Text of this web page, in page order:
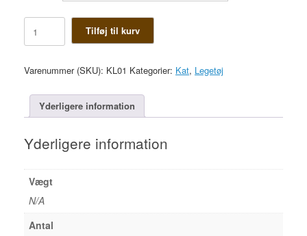
Skumbold
antal
Tilføj til kurv
Varenummer (SKU): KL01 Kategorier: Kat, Legetøj
Yderligere information
Yderligere information
Vægt
N/A
Antal